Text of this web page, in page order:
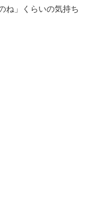
ね」くらいの気持ち